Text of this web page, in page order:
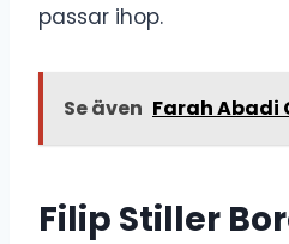
passar ihop.
Se även Farah Abadi
Filip Stiller